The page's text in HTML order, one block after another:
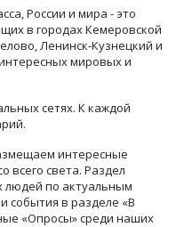
России и мира - это
в городах Кемеровской
Ленинск-Кузнецкий и
мировых и
сетях. К каждой
интересные
всего света. Раздел
людей по актуальным
события в разделе «В
«Опросы» среди наших